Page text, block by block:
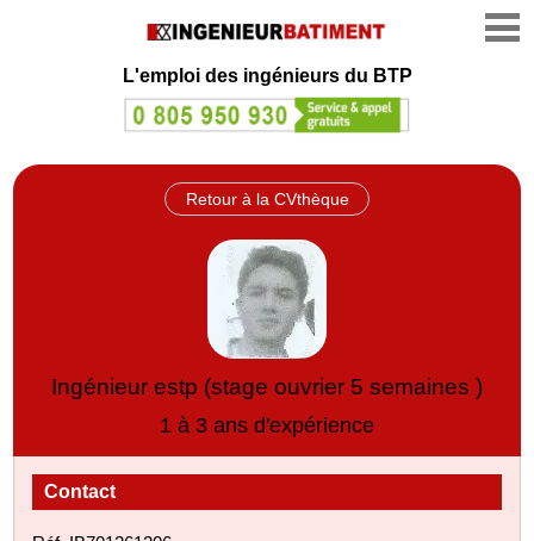
L'emploi des ingénieurs du BTP
Retour à la CVthèque
Ingénieur estp (stage ouvrier 5 semaines )
1 à 3 ans d'expérience
Contact